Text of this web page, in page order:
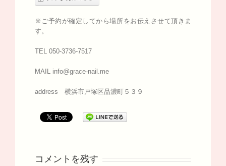
※ご予約が確定してから場所をお伝えさせて頂きま
す。
TEL 050-3736-7517
MAIL info@grace-nail.me
address 横浜市戸塚区品濃町５３９
コメントを残す